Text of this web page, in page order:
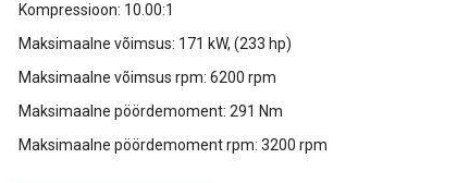
Kompressioon: 10.00:1
Maksimaalne võimsus: 171 kW, (233 hp)
Maksimaalne võimsus rpm: 6200 rpm
Maksimaalne pöördemoment: 291 Nm
Maksimaalne pöördemoment rpm: 3200 rpm